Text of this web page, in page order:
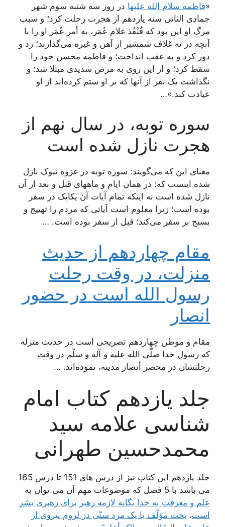
«فاطمه سلام الله علیها در روز سه شنبه سوم شهر
جمادی الثانی سنه یازدهم از هجرت رحلت کرد؛ و سبب
مرگ او این بود که قُنْفُذ غلام عُمَر، به أمر عُمَر او را با
آنچه در ته غلاف شمشیر از آهن و غیره می‌گذارند؛ زد و
دور کرد و به عقب انداخت؛ و فاطمه محسن خود را
سقط کرد؛ و از این روی به مرض شدیدی مبتلا شد؛ و
نگذاشت یک نفر از آنها که بر او ستم کرده‌اند از او
عیادت کند.»…
سوره توبه، در سال نهم از
هجرت نازل شده است‌
معنای این که می‌گویند: سوره توبه در غزوه تبوک نازل
شده اینست که: در همان ایام و ماههای قبل و بعد از آن
نازل شده است نه اینکه تمام آیات آن یکایک در سفر
بوده است؛ زیرا معلوم است آیاتی که مردم را تهییج و
بسیج بر سفر می‌کند؛ قبل از سفر بوده است. …
مقام چهاردهم از حدیث
منزلت، در وقت رحلت
رسول الله است در حضور
انصار
مقام و موطن چهاردهم تصریحی است در حدیث منزله
که رسول خدا صلّی الله علیه و آله و سلّم در وقت
رحلتشان در محضر أنصار مدینه، نموده‌اند. …
جلد یازدهم کتاب امام
شناسی علامه سید
محمدحسین طهرانی
جلد یازدهم این کتاب نیز از درس های 151 تا درس 165
می باشد با 5 فصل که موضوعات مهم آن می توان به
علم و معرفت به خدا یگانه لازمه رهبر براى رهبرى بشر
است، بحث مؤلّف با یک مرد سنّى در لزوم پیروى از